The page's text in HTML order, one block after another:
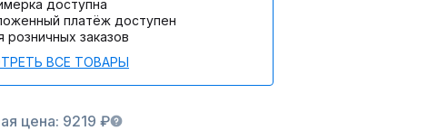
доступна
платёж доступен
розничных заказов
ВСЕ ТОВАРЫ
цена: 9219 ₽